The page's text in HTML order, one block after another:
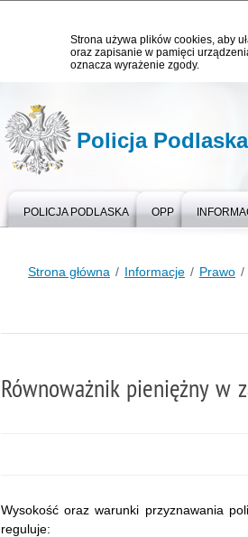
Strona używa plików cookies, aby
oraz zapisanie w pamięci
oznacza wyrażenie zgody.
Policja Podlaska
POLICJA PODLASKA OPP
Strona główna Informacje Prawo
Równoważnik pieniężny w
Wysokość oraz warunki przyznawania
reguluje: